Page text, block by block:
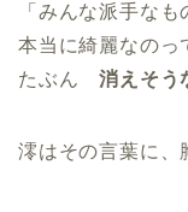
「みんな派手なも
本当に綺麗なのっ
たぶん消えそ
澪はその言葉に、